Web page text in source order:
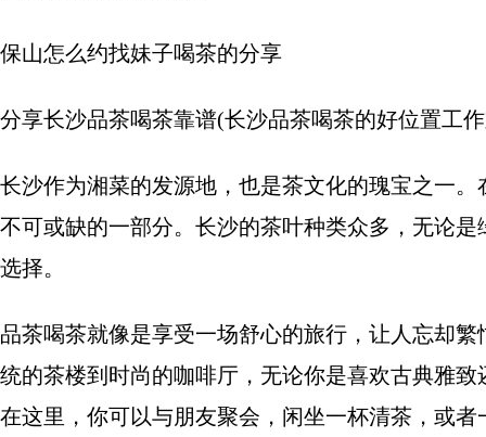
保山怎么约找妹子喝茶的分享
分享长沙品茶喝茶靠谱(长沙品茶喝茶的好位置工
长沙作为湘菜的发源地，也是茶文化的瑰宝之一
不可或缺的一部分。长沙的茶叶种类众多，无论
选择。
品茶喝茶就像是享受一场舒心的旅行，让人忘却
统的茶楼到时尚的咖啡厅，无论你是喜欢古典雅
在这里，你可以与朋友聚会，闲坐一杯清茶，或